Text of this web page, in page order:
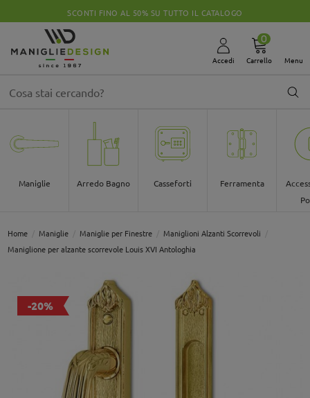
SCONTI FINO AL 50% SU TUTTO IL CATALOGO
Accedi
0
Carrello Menu
Maniglie Arredo Bagno Casseforti Ferramenta
Home Maniglie Maniglie per Finestre
Maniglioni Alzanti Scorrevoli
Maniglione per alzante scorrevole Louis XVI Antologhia
-20%